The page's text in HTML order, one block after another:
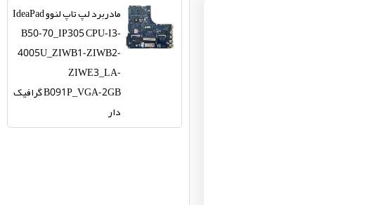
مادربرد لپ تاپ لنوو IdeaPad
B50-70_IP305 CPU-I3-
4005U_ZIWB1-ZIWB2-
ZIWE3_LA-
B091P_VGA-2GB گرافیک
دار